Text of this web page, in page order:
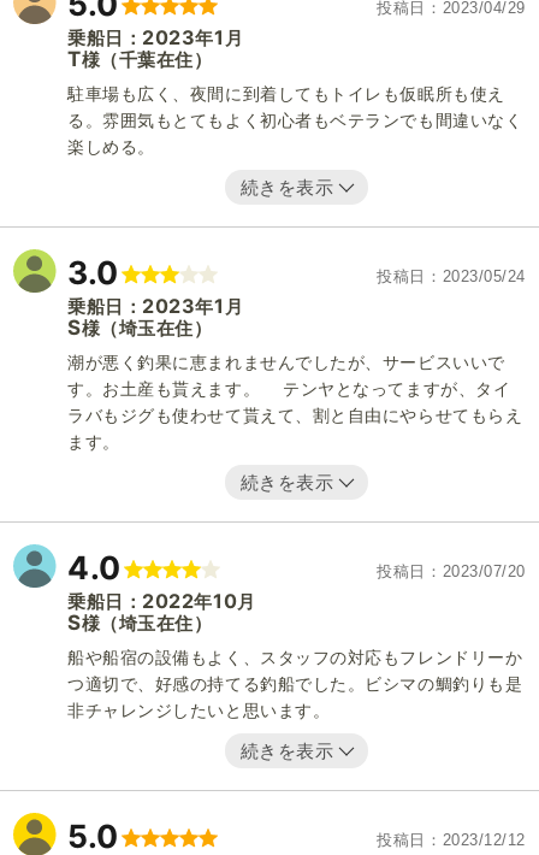
投稿日 2023/04/29
乗船日： 2023年1 月
T様 （千葉在住）
駐車場も広く、夜間に到着してもトイレも仮眠所も使え
る。雰囲気もとてもよく初心者もベテランでも間違いなく
楽しめる。
続きを表示
3.0 投稿日 2023/05/24
乗船日： 2023年1 月
S様 （埼玉在住）
潮が悪く釣果に恵まれませんでしたが、サービスいいで
す。お土産も貰えます。 テンヤとなってますが、タイ
ラバもジグも使わせて貰えて、割と自由にやらせてもらえ
ます。
続きを表示
4.0 投稿日 2023/07/20
乗船日： 2022年10月
S様 （埼玉在住）
船や船宿の設備もよく、スタッフの対応もフレンドリーか
つ適切で、好感の持てる釣船でした。ビシマの鯛釣りも是
非チャレンジしたいと思います。
続きを表示
5.0 投稿日 2023/12/12